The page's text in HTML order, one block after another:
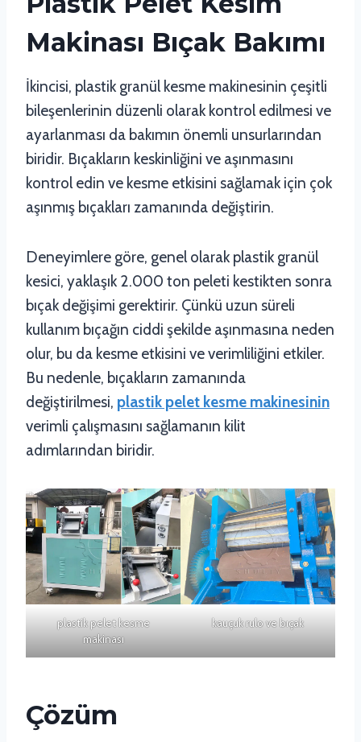
Makinası Bıçak Bakımı
İkincisi, plastik granül kesme makinesinin çeşitli
bileşenlerinin düzenli olarak kontrol edilmesi ve
ayarlanması da bakımın önemli unsurlarından
biridir. Bıçakların keskinliğini ve aşınmasını
kontrol edin ve kesme etkisini sağlamak için çok
aşınmış bıçakları zamanında değiştirin.
Deneyimlere göre, genel olarak plastik granül
kesici, yaklaşık 2.000 ton peleti kestikten sonra
bıçak değişimi gerektirir. Çünkü uzun süreli
kullanım bıçağın ciddi şekilde aşınmasına neden
olur, bu da kesme etkisini ve verimliliğini etkiler.
Bu nedenle, bıçakların zamanında
değiştirilmesi, plastik pelet kesme makinesinin
verimli çalışmasını sağlamanın kilit
adımlarından biridir.
plastik pelet kesme
makinası
kauçuk rulo ve bıçak
Çözüm